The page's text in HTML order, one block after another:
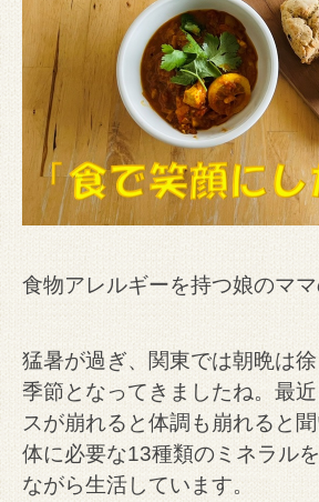
食物アレルギーを持つ娘のママ
猛暑が過ぎ、関東では朝晩は
季節となってきましたね。 最
スが崩れると体調も崩れると
体に必要な13種類のミネラル
ながら生活しています。